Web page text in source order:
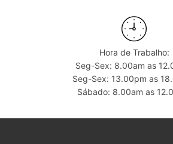
Hora de Trabalho:
Seg-Sex: 8.00am as
Seg-Sex: 13.00pm as
Sábado: 8.00am as